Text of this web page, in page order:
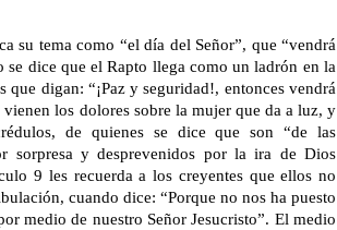
su tema como “el día del Señor”, que “vendrá
dice que el Rapto llega como un ladrón en la
digan: “¡Paz y seguridad!, entonces vendrá
los dolores sobre la mujer que da a luz, y
de quienes se dice que son “de las
sorpresa y desprevenidos por la ira de Dios
9 les recuerda a los creyentes que ellos no
cuando dice: “Porque no nos ha puesto
medio de nuestro Señor Jesucristo”. El medio